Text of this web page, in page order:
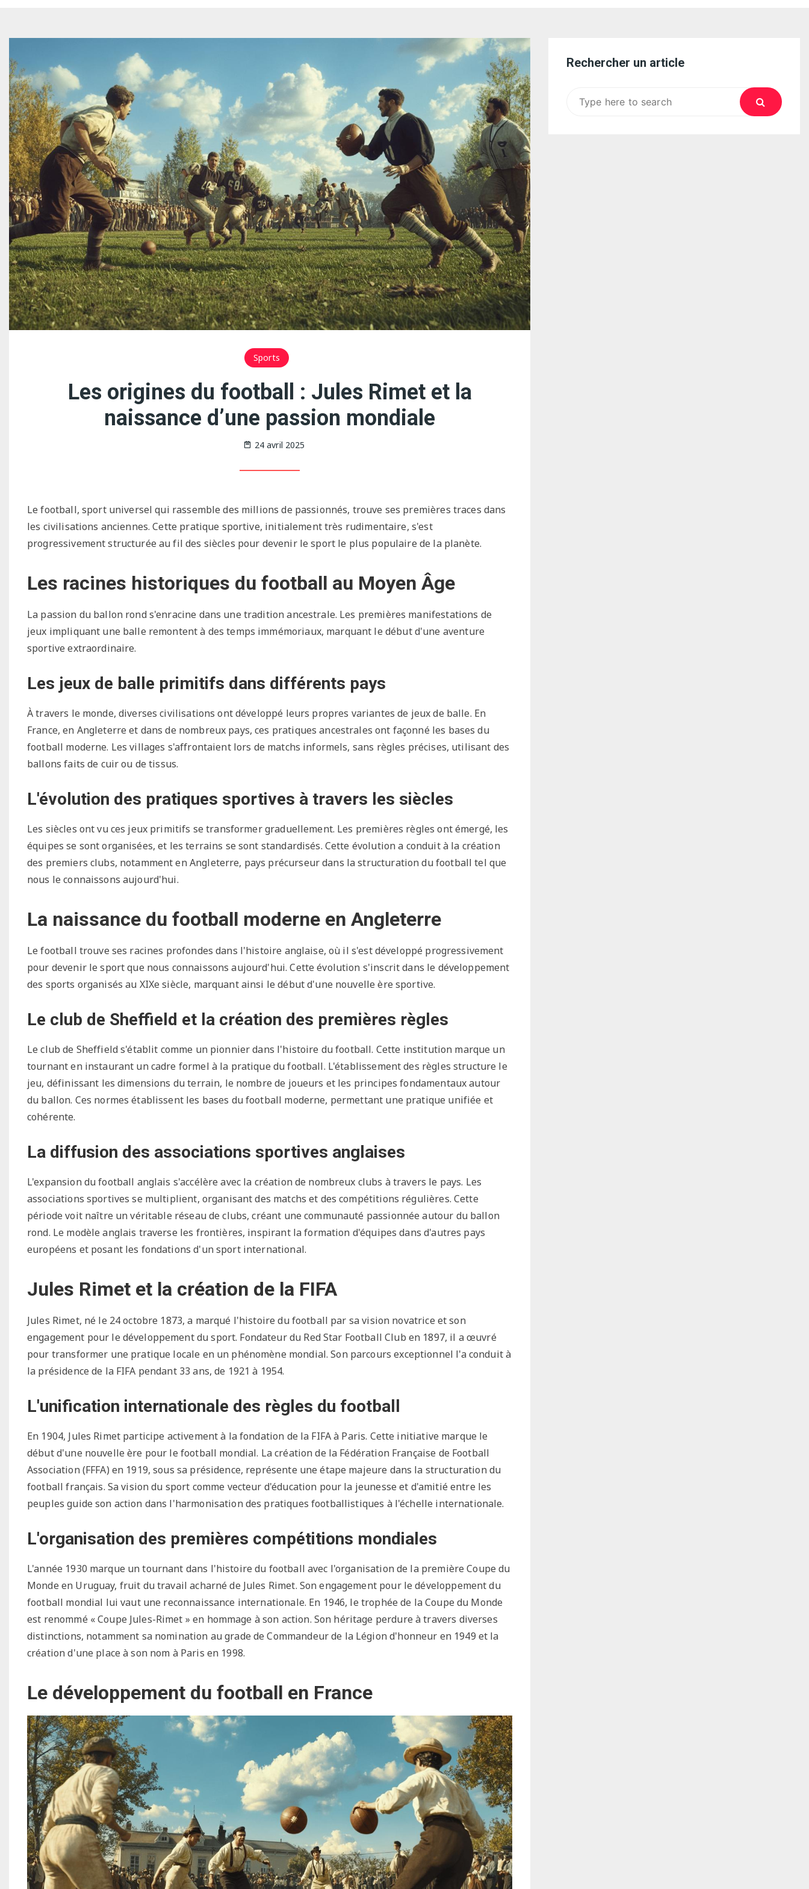
Sports
Les origines du football : Jules Rimet et la
naissance d’une passion mondiale
24 avril 2025
Le football, sport universel qui rassemble des millions de passionnés, trouve ses premières traces dans
les civilisations anciennes. Cette pratique sportive, initialement très rudimentaire, s'est
progressivement structurée au fil des siècles pour devenir le sport le plus populaire de la planète.
Les racines historiques du football au Moyen Âge
La passion du ballon rond s'enracine dans une tradition ancestrale. Les premières manifestations de
jeux impliquant une balle remontent à des temps immémoriaux, marquant le début d'une aventure
sportive extraordinaire.
Les jeux de balle primitifs dans différents pays
À travers le monde, diverses civilisations ont développé leurs propres variantes de jeux de balle. En
France, en Angleterre et dans de nombreux pays, ces pratiques ancestrales ont façonné les bases du
football moderne. Les villages s'affrontaient lors de matchs informels, sans règles précises, utilisant des
ballons faits de cuir ou de tissus.
L'évolution des pratiques sportives à travers les siècles
Les siècles ont vu ces jeux primitifs se transformer graduellement. Les premières règles ont émergé, les
équipes se sont organisées, et les terrains se sont standardisés. Cette évolution a conduit à la création
des premiers clubs, notamment en Angleterre, pays précurseur dans la structuration du football tel que
nous le connaissons aujourd'hui.
La naissance du football moderne en Angleterre
Le football trouve ses racines profondes dans l'histoire anglaise, où il s'est développé progressivement
pour devenir le sport que nous connaissons aujourd'hui. Cette évolution s'inscrit dans le développement
des sports organisés au XIXe siècle, marquant ainsi le début d'une nouvelle ère sportive.
Le club de Sheffield et la création des premières règles
Le club de Sheffield s'établit comme un pionnier dans l'histoire du football. Cette institution marque un
tournant en instaurant un cadre formel à la pratique du football. L'établissement des règles structure le
jeu, définissant les dimensions du terrain, le nombre de joueurs et les principes fondamentaux autour
du ballon. Ces normes établissent les bases du football moderne, permettant une pratique unifiée et
cohérente.
La diffusion des associations sportives anglaises
L'expansion du football anglais s'accélère avec la création de nombreux clubs à travers le pays. Les
associations sportives se multiplient, organisant des matchs et des compétitions régulières. Cette
période voit naître un véritable réseau de clubs, créant une communauté passionnée autour du ballon
rond. Le modèle anglais traverse les frontières, inspirant la formation d'équipes dans d'autres pays
européens et posant les fondations d'un sport international.
Jules Rimet et la création de la FIFA
Jules Rimet, né le 24 octobre 1873, a marqué l'histoire du football par sa vision novatrice et son
engagement pour le développement du sport. Fondateur du Red Star Football Club en 1897, il a œuvré
pour transformer une pratique locale en un phénomène mondial. Son parcours exceptionnel l'a conduit à
la présidence de la FIFA pendant 33 ans, de 1921 à 1954.
L'unification internationale des règles du football
En 1904, Jules Rimet participe activement à la fondation de la FIFA à Paris. Cette initiative marque le
début d'une nouvelle ère pour le football mondial. La création de la Fédération Française de Football
Association (FFFA) en 1919, sous sa présidence, représente une étape majeure dans la structuration du
football français. Sa vision du sport comme vecteur d'éducation pour la jeunesse et d'amitié entre les
peuples guide son action dans l'harmonisation des pratiques footballistiques à l'échelle internationale.
L'organisation des premières compétitions mondiales
L'année 1930 marque un tournant dans l'histoire du football avec l'organisation de la première Coupe du
Monde en Uruguay, fruit du travail acharné de Jules Rimet. Son engagement pour le développement du
football mondial lui vaut une reconnaissance internationale. En 1946, le trophée de la Coupe du Monde
est renommé « Coupe Jules-Rimet » en hommage à son action. Son héritage perdure à travers diverses
distinctions, notamment sa nomination au grade de Commandeur de la Légion d'honneur en 1949 et la
création d'une place à son nom à Paris en 1998.
Le développement du football en France
Rechercher un article